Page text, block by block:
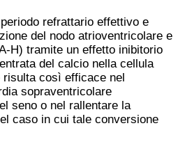
refrattario effettivo e
del nodo atrioventricolare e
H) tramite un effetto inibitorio
del calcio nella cellula
così efficace nel
sopraventricolare
seno o nel rallentare la
caso in cui tale conversione